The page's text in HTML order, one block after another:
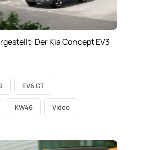
Der Kia Concept EV3
EV6 GT
KW46 Video